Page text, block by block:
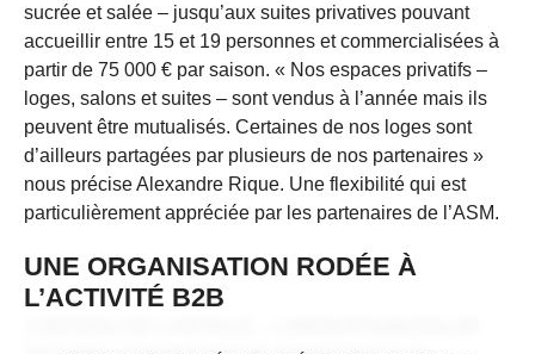
sucrée et salée – jusqu’aux suites privatives pouvant
accueillir entre 15 et 19 personnes et commercialisées à
partir de 75 000 € par saison. « Nos espaces privatifs –
loges, salons et suites – sont vendus à l’année mais ils
peuvent être mutualisés. Certaines de nos loges sont
d’ailleurs partagées par plusieurs de nos partenaires »
nous précise Alexandre Rique. Une flexibilité qui est
particulièrement appréciée par les partenaires de l’ASM.
UNE ORGANISATION RODÉE À
L’ACTIVITÉ B2B